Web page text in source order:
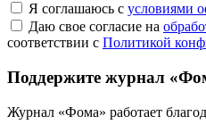
Я соглашаюсь с условиями
Даю свое согласие на
соответствии с Политикой
Поддержите журнал
Журнал «Фома» работает